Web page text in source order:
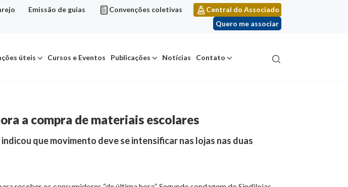
Emissão de guias Convenções coletivas
Central do Associado
Quero me associar
úteis Cursos e Eventos Publicações Notícias Contato
a compra de materiais escolares
que movimento deve se intensificar nas lojas nas duas